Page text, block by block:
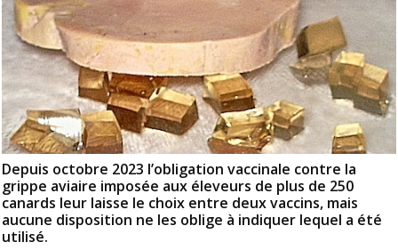
Depuis octobre 2023 l’obligation vaccinale contre la
grippe aviaire imposée aux éleveurs de plus de 250
canards leur laisse le choix entre deux vaccins, mais
aucune disposition ne les oblige à indiquer lequel a été
utilisé.